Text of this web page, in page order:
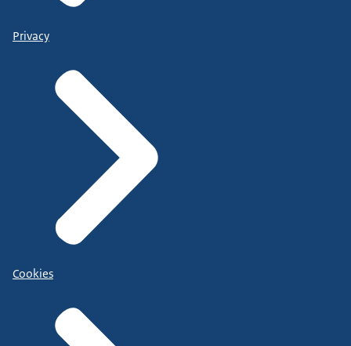
Privacy
Cookies